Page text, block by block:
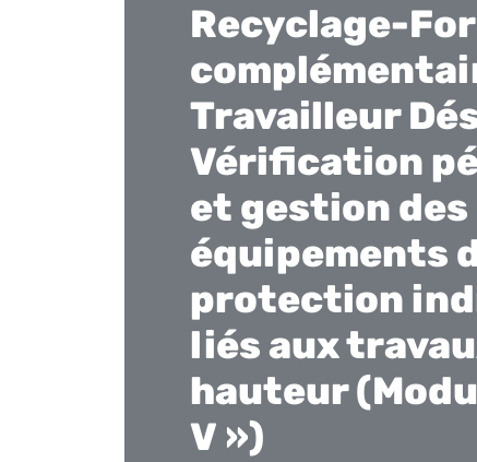
Recyclage-
Travailleur
Vérification
et gestion des
équipements
protection
liés aux
hauteur
V »)